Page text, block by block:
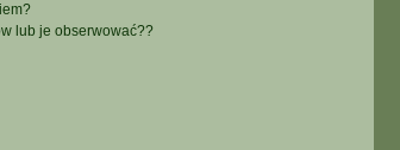
lub je obserwować??